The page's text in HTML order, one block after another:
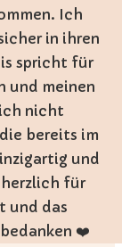
Ich
in ihren
spricht für
und meinen
nicht
bereits im
und
für
und das
❤️